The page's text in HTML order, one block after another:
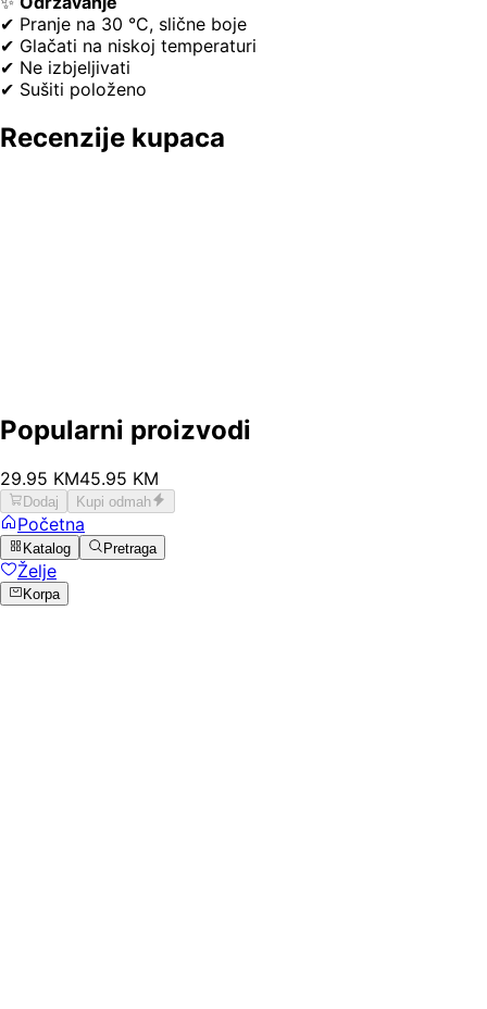
✔ Pranje na 30 °C, slične boje
✔ Glačati na niskoj temperaturi
✔ Ne izbjeljivati
✔ Sušiti položeno
Recenzije kupaca
Popularni proizvodi
29.95 KM45.95 KM
Dodaj Kupi odmah
Početna
Katalog Pretraga
Želje
Korpa